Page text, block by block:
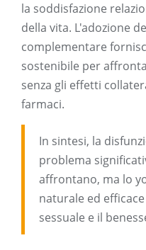
la soddisfazione
della vita. L'adozione
complementare
sostenibile per
senza gli effetti
farmaci.
In sintesi, la
problema
affrontano, ma lo
naturale ed
sessuale e il